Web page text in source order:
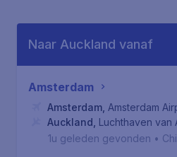
Naar Auckland vanaf
Amsterdam
Amsterdam Amsterdam
Auckland Luchthaven van
1u geleden gevonden •